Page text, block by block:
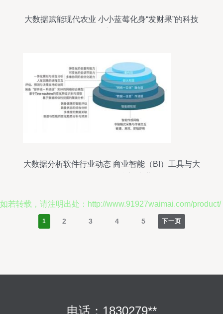
大数据赋能现代农业 小小蓝莓化身“发财果”的科技
大数据分析软件行业动态 商业智能（BI）工具与大
如若转载，请注明出处：http://www.91927waimai.com/product/
1 2 3 4 5 下一页
电话：1830279**